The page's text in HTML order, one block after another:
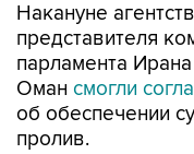
Накануне
представителя
парламента
Оман смогли
об обеспечении
пролив.